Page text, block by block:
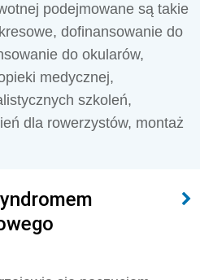
podejmowane są takie
dofinansowanie do
do okularów,
medycznej,
szkoleń,
dla rowerzystów, montaż